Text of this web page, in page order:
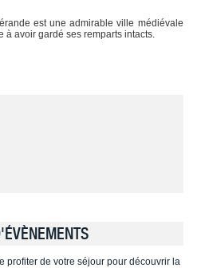
est une admirable ville médiévale
à avoir gardé ses remparts intacts.
profiter de votre séjour pour découvrir la